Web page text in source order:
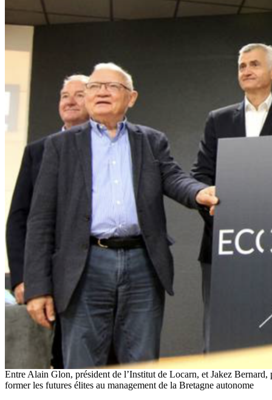
Entre Alain Glon, président de l’Institut de Locarn, et Jakez
former les futures élites au management de la Bretagne autonome